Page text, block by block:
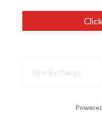
Link Exchange